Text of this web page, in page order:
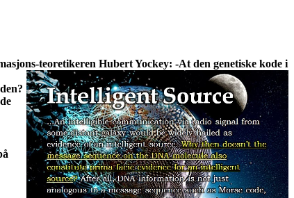
teoretikeren Hubert Yockey: -At den genetiske kode i